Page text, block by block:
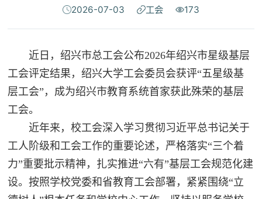
2026-07-03 工会 173
近日，绍兴市总工会公布2026年绍兴市星级基层
工会评定结果，绍兴大学工会委员会获评“五星级基
层工会”，成为绍兴市教育系统首家获此殊荣的基层
工会。
近年来，校工会深入学习贯彻习近平总书记关于
工人阶级和工会工作的重要论述，严格落实“三个着
力”重要批示精神，扎实推进“六有”基层工会规范化建
设。按照学校党委和省教育工会部署，紧紧围绕“立